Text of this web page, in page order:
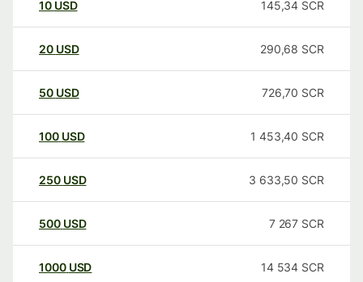
10 USD 145,34 SCR
20 USD 290,68 SCR
50 USD 726,70 SCR
100 USD 1 453,40 SCR
250 USD 3 633,50 SCR
500 USD 7 267 SCR
1000 USD 14 534 SCR